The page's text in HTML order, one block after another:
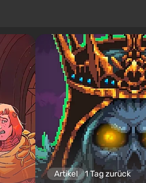
Artikel 1 Tag zurück